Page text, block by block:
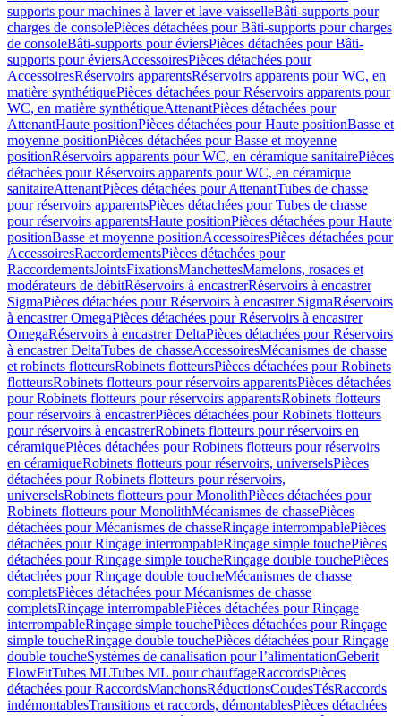
supports pour machines à laver et lave-vaisselleBâti-supports pour
charges de consolePièces détachées pour Bâti-supports pour charges
de consoleBâti-supports pour éviersPièces détachées pour Bâti-
supports pour éviersAccessoiresPièces détachées pour
AccessoiresRéservoirs apparentsRéservoirs apparents pour WC, en
matière synthétiquePièces détachées pour Réservoirs apparents pour
WC, en matière synthétiqueAttenantPièces détachées pour
AttenantHaute positionPièces détachées pour Haute positionBasse et
moyenne positionPièces détachées pour Basse et moyenne
positionRéservoirs apparents pour WC, en céramique sanitairePièces
détachées pour Réservoirs apparents pour WC, en céramique
sanitaireAttenantPièces détachées pour AttenantTubes de chasse
pour réservoirs apparentsPièces détachées pour Tubes de chasse
pour réservoirs apparentsHaute positionPièces détachées pour Haute
positionBasse et moyenne positionAccessoiresPièces détachées pour
AccessoiresRaccordementsPièces détachées pour
RaccordementsJointsFixationsManchettesMamelons, rosaces et
modérateurs de débitRéservoirs à encastrerRéservoirs à encastrer
SigmaPièces détachées pour Réservoirs à encastrer SigmaRéservoirs
à encastrer OmegaPièces détachées pour Réservoirs à encastrer
OmegaRéservoirs à encastrer DeltaPièces détachées pour Réservoirs
à encastrer DeltaTubes de chasseAccessoiresMécanismes de chasse
et robinets flotteursRobinets flotteursPièces détachées pour Robinets
flotteursRobinets flotteurs pour réservoirs apparentsPièces détachées
pour Robinets flotteurs pour réservoirs apparentsRobinets flotteurs
pour réservoirs à encastrerPièces détachées pour Robinets flotteurs
pour réservoirs à encastrerRobinets flotteurs pour réservoirs en
céramiquePièces détachées pour Robinets flotteurs pour réservoirs
en céramiqueRobinets flotteurs pour réservoirs, universelsPièces
détachées pour Robinets flotteurs pour réservoirs,
universelsRobinets flotteurs pour MonolithPièces détachées pour
Robinets flotteurs pour MonolithMécanismes de chassePièces
détachées pour Mécanismes de chasseRinçage interrompablePièces
détachées pour Rinçage interrompableRinçage simple touchePièces
détachées pour Rinçage simple toucheRinçage double touchePièces
détachées pour Rinçage double toucheMécanismes de chasse
completsPièces détachées pour Mécanismes de chasse
completsRinçage interrompablePièces détachées pour Rinçage
interrompableRinçage simple touchePièces détachées pour Rinçage
simple toucheRinçage double touchePièces détachées pour Rinçage
double toucheSystèmes de canalisation pour l’alimentationGeberit
FlowFitTubes MLTubes ML pour chauffageRaccordsPièces
détachées pour RaccordsManchonsRéductionsCoudesTésRaccords
indémontablesTransitions et raccords, démontablesPièces détachées